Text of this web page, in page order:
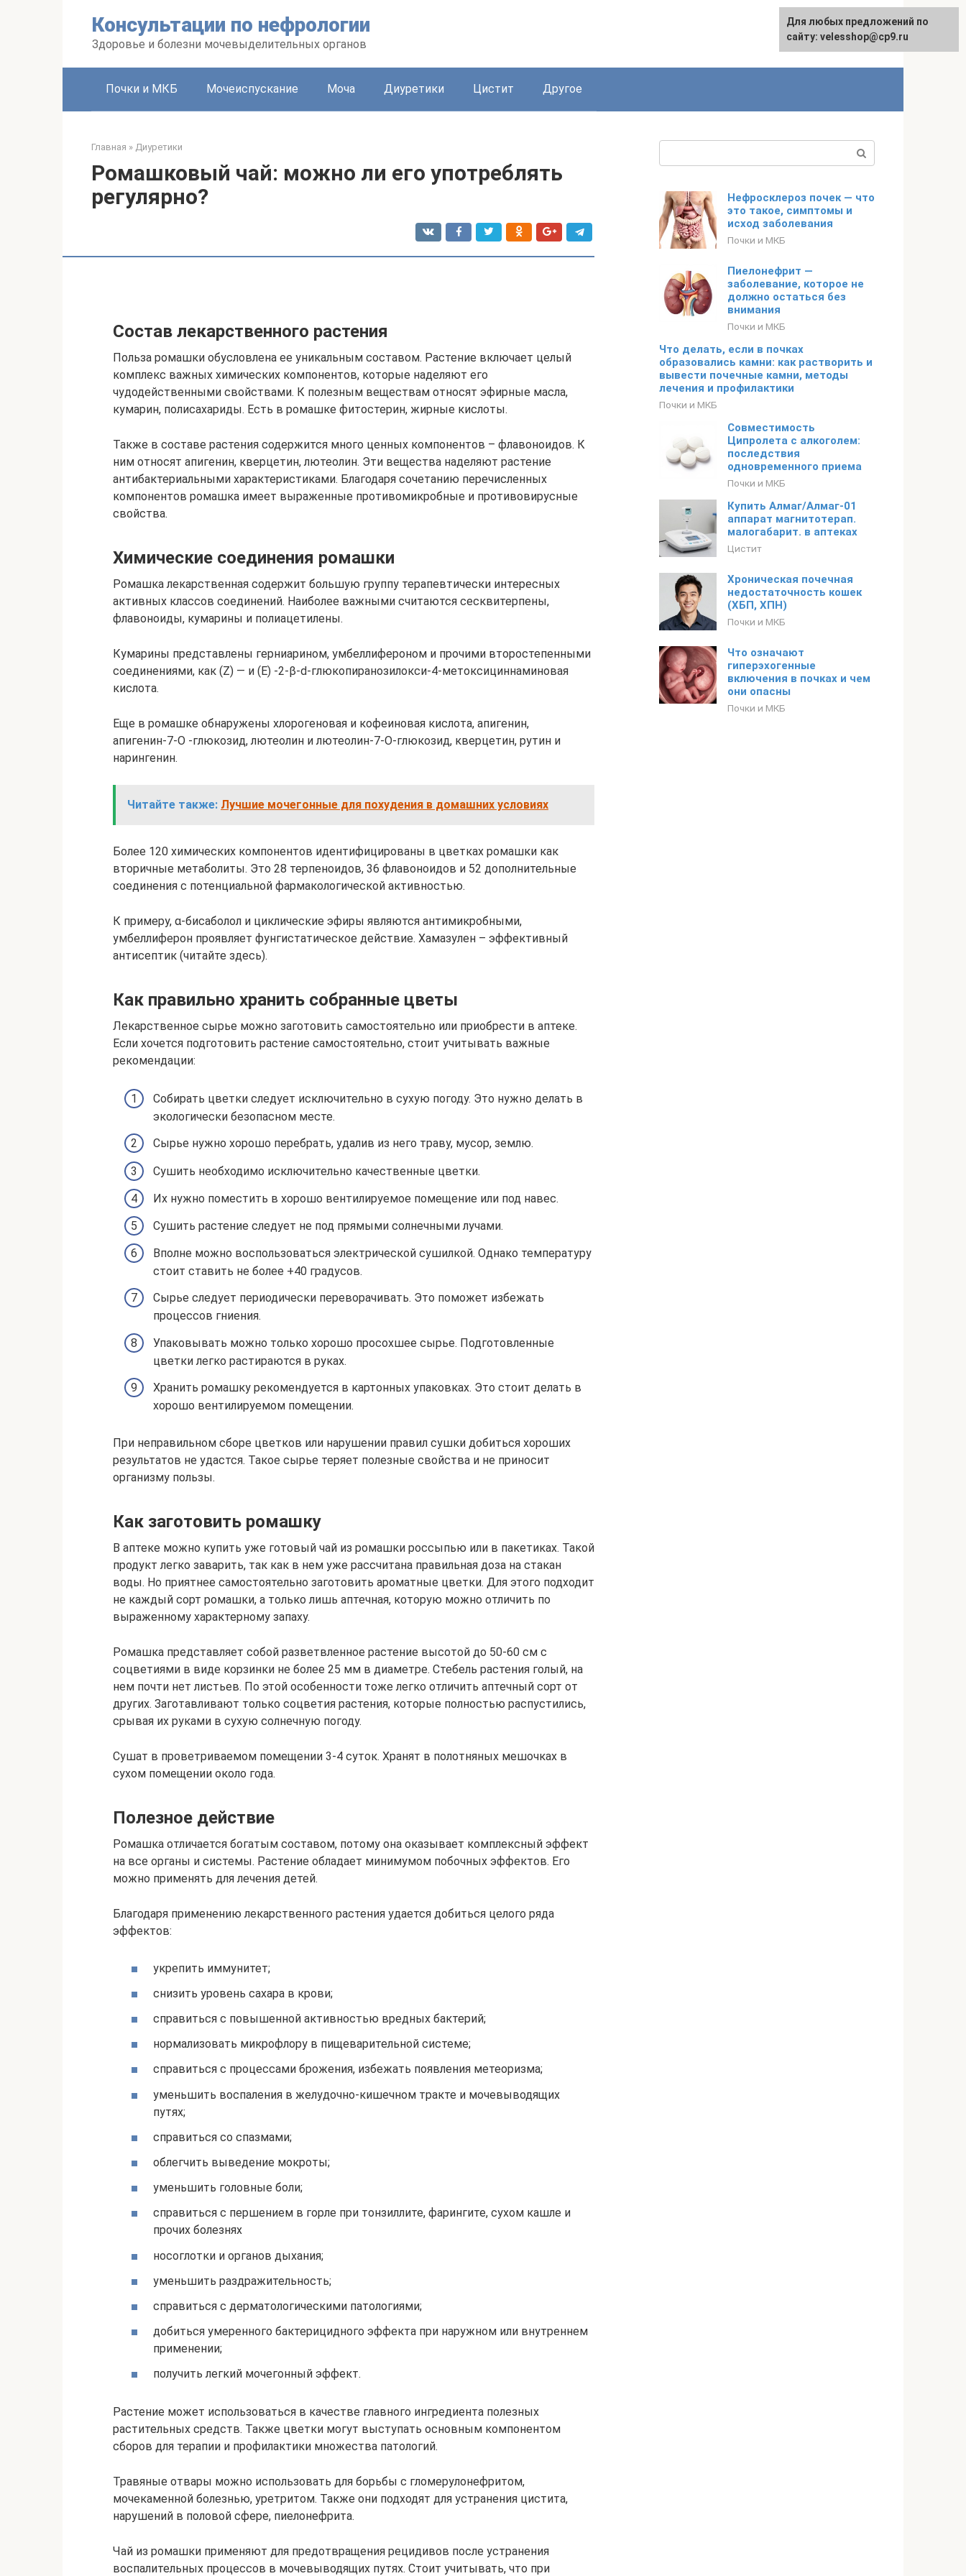
Консультации по нефрологии
Здоровье и болезни мочевыделительных органов
Почки и МКБ Мочеиспускание Моча Диуретики Цистит Другое
Главная » Диуретики
Ромашковый чай: можно ли его употреблять
регулярно?
Состав лекарственного растения
Польза ромашки обусловлена ее уникальным составом. Растение включает целый
комплекс важных химических компонентов, которые наделяют его
чудодейственными свойствами. К полезным веществам относят эфирные масла,
кумарин, полисахариды. Есть в ромашке фитостерин, жирные кислоты.
Также в составе растения содержится много ценных компонентов – флавоноидов. К
ним относят апигенин, кверцетин, лютеолин. Эти вещества наделяют растение
антибактериальными характеристиками. Благодаря сочетанию перечисленных
компонентов ромашка имеет выраженные противомикробные и противовирусные
свойства.
Химические соединения ромашки
Ромашка лекарственная содержит большую группу терапевтически интересных
активных классов соединений. Наиболее важными считаются сесквитерпены,
флавоноиды, кумарины и полиацетилены.
Кумарины представлены герниарином, умбеллифероном и прочими второстепенными
соединениями, как (Z) — и (E) -2-β-d-глюкопиранозилокси-4-метоксициннаминовая
кислота.
Еще в ромашке обнаружены хлорогеновая и кофеиновая кислота, апигенин,
апигенин-7-О -глюкозид, лютеолин и лютеолин-7-O-глюкозид, кверцетин, рутин и
нарингенин.
Читайте также: Лучшие мочегонные для похудения в домашних условиях
Более 120 химических компонентов идентифицированы в цветках ромашки как
вторичные метаболиты. Это 28 терпеноидов, 36 флавоноидов и 52 дополнительные
соединения с потенциальной фармакологической активностью.
К примеру, α-бисаболол и циклические эфиры являются антимикробными,
умбеллиферон проявляет фунгистатическое действие. Хамазулен – эффективный
антисептик (читайте здесь).
Как правильно хранить собранные цветы
Лекарственное сырье можно заготовить самостоятельно или приобрести в аптеке.
Если хочется подготовить растение самостоятельно, стоит учитывать важные
рекомендации:
Собирать цветки следует исключительно в сухую погоду. Это нужно делать в
экологически безопасном месте.
Сырье нужно хорошо перебрать, удалив из него траву, мусор, землю.
Сушить необходимо исключительно качественные цветки.
Их нужно поместить в хорошо вентилируемое помещение или под навес.
Сушить растение следует не под прямыми солнечными лучами.
Вполне можно воспользоваться электрической сушилкой. Однако температуру
стоит ставить не более +40 градусов.
Сырье следует периодически переворачивать. Это поможет избежать
процессов гниения.
Упаковывать можно только хорошо просохшее сырье. Подготовленные
цветки легко растираются в руках.
Хранить ромашку рекомендуется в картонных упаковках. Это стоит делать в
хорошо вентилируемом помещении.
При неправильном сборе цветков или нарушении правил сушки добиться хороших
результатов не удастся. Такое сырье теряет полезные свойства и не приносит
организму пользы.
Как заготовить ромашку
В аптеке можно купить уже готовый чай из ромашки россыпью или в пакетиках. Такой
продукт легко заварить, так как в нем уже рассчитана правильная доза на стакан
воды. Но приятнее самостоятельно заготовить ароматные цветки. Для этого подходит
не каждый сорт ромашки, а только лишь аптечная, которую можно отличить по
выраженному характерному запаху.
Ромашка представляет собой разветвленное растение высотой до 50-60 см с
соцветиями в виде корзинки не более 25 мм в диаметре. Стебель растения голый, на
нем почти нет листьев. По этой особенности тоже легко отличить аптечный сорт от
других. Заготавливают только соцветия растения, которые полностью распустились,
срывая их руками в сухую солнечную погоду.
Сушат в проветриваемом помещении 3-4 суток. Хранят в полотняных мешочках в
сухом помещении около года.
Полезное действие
Ромашка отличается богатым составом, потому она оказывает комплексный эффект
на все органы и системы. Растение обладает минимумом побочных эффектов. Его
можно применять для лечения детей.
Благодаря применению лекарственного растения удается добиться целого ряда
эффектов:
укрепить иммунитет;
снизить уровень сахара в крови;
справиться с повышенной активностью вредных бактерий;
нормализовать микрофлору в пищеварительной системе;
справиться с процессами брожения, избежать появления метеоризма;
уменьшить воспаления в желудочно-кишечном тракте и мочевыводящих
путях;
справиться со спазмами;
облегчить выведение мокроты;
уменьшить головные боли;
справиться с першением в горле при тонзиллите, фарингите, сухом кашле и
прочих болезнях
носоглотки и органов дыхания;
уменьшить раздражительность;
справиться с дерматологическими патологиями;
добиться умеренного бактерицидного эффекта при наружном или внутреннем
применении;
получить легкий мочегонный эффект.
Растение может использоваться в качестве главного ингредиента полезных
растительных средств. Также цветки могут выступать основным компонентом
сборов для терапии и профилактики множества патологий.
Травяные отвары можно использовать для борьбы с гломерулонефритом,
мочекаменной болезнью, уретритом. Также они подходят для устранения цистита,
нарушений в половой сфере, пиелонефрита.
Чай из ромашки применяют для предотвращения рецидивов после устранения
воспалительных процессов в мочевыводящих путях. Стоит учитывать, что при
Нефросклероз почек — что
это такое, симптомы и
исход заболевания
Почки и МКБ
Пиелонефрит —
заболевание, которое не
должно остаться без
внимания
Почки и МКБ
Что делать, если в почках
образовались камни: как растворить и
вывести почечные камни, методы
лечения и профилактики
Почки и МКБ
Совместимость
Ципролета с алкоголем:
последствия
одновременного приема
Почки и МКБ
Купить Алмаг/Алмаг-01
аппарат магнитотерап.
малогабарит. в аптеках
Цистит
Хроническая почечная
недостаточность кошек
(ХБП, ХПН)
Почки и МКБ
Что означают
гиперэхогенные
включения в почках и чем
они опасны
Почки и МКБ
Для любых предложений по
сайту: velesshop@cp9.ru